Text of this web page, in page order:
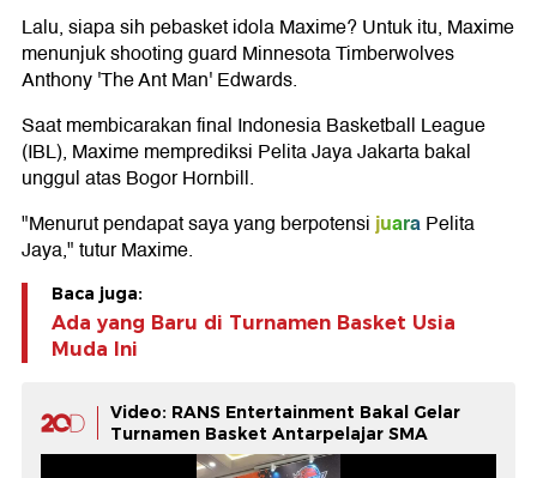
Lalu, siapa sih pebasket idola Maxime? Untuk itu, Maxime
menunjuk shooting guard Minnesota Timberwolves
Anthony 'The Ant Man' Edwards.
Saat membicarakan final Indonesia Basketball League
(IBL), Maxime memprediksi Pelita Jaya Jakarta bakal
unggul atas Bogor Hornbill.
"Menurut pendapat saya yang berpotensijuaraPelita
Jaya," tutur Maxime.
Baca juga:
Ada yang Baru di Turnamen Basket Usia
Muda Ini
Video: RANS Entertainment Bakal Gelar
Turnamen Basket Antarpelajar SMA